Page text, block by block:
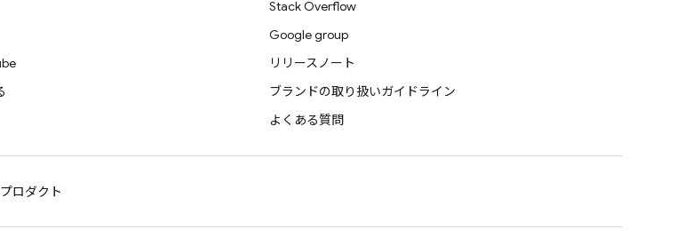
Stack Overflow
Google group
リリースノート
ブランドの取り扱いガイドライン
よくある質問
ロダクト